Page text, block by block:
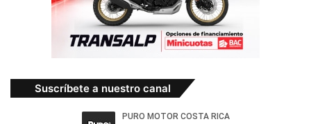
Suscríbete a nuestro canal